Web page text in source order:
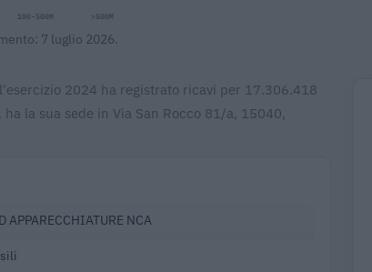
100-500M >500M
7 luglio 2026.
2024 ha registrato ricavi per 17.306.418
la sua sede in Via San Rocco 81/a, 15040,
NCA